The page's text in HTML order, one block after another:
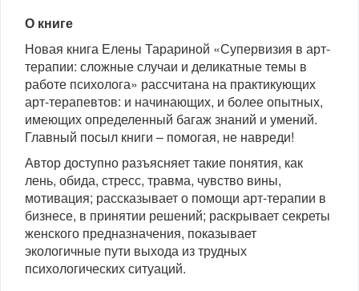
О книге
Новая книга Елены Тарариной «Супервизия в арт-
терапии: сложные случаи и деликатные темы в
работе психолога» рассчитана на практикующих
арт-терапевтов: и начинающих, и более опытных,
имеющих определенный багаж знаний и умений.
Главный посыл книги – помогая, не навреди!
Автор доступно разъясняет такие понятия, как
лень, обида, стресс, травма, чувство вины,
мотивация; рассказывает о помощи арт-терапии в
бизнесе, в принятии решений; раскрывает секреты
женского предназначения, показывает
экологичные пути выхода из трудных
психологических ситуаций.